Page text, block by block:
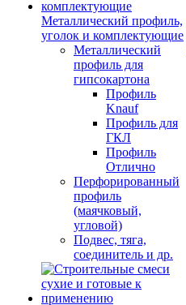
Металлический профиль,
уголок и комплектующие
Металлический
профиль для
гипсокартона
Профиль
Knauf
Профиль для
ГКЛ
Профиль
Отлично
Перфорированный
профиль
(маячковый,
угловой)
Подвес, тяга,
соединитель и др.